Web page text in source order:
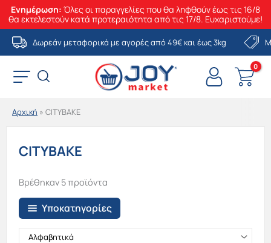
Ενημέρωση: Όλες οι παραγγελίες που θα ληφθούν έως τις 16/8
θα εκτελεστούν κατά προτεραιότητα από τις 17/8. Ευχαριστούμε!
Μετάβαση
στο
περιεχόμενο
Δωρεάν μεταφορικά με αγορές από 49€ και έως 3kg
Αρχική » CITYBAKE
CITYBAKE
Υποκατηγορίες
Βρέθηκαν 5 προϊόντα